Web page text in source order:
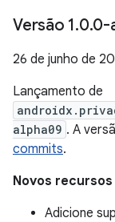
Versão 1.0.0-
26 de junho de
Lançamento de
alpha09 . A
commits.
Novos recursos
Adicione